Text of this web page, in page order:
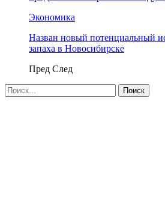
Экономика
Назван новый потенциальный
запаха в Новосибирске
Пред След